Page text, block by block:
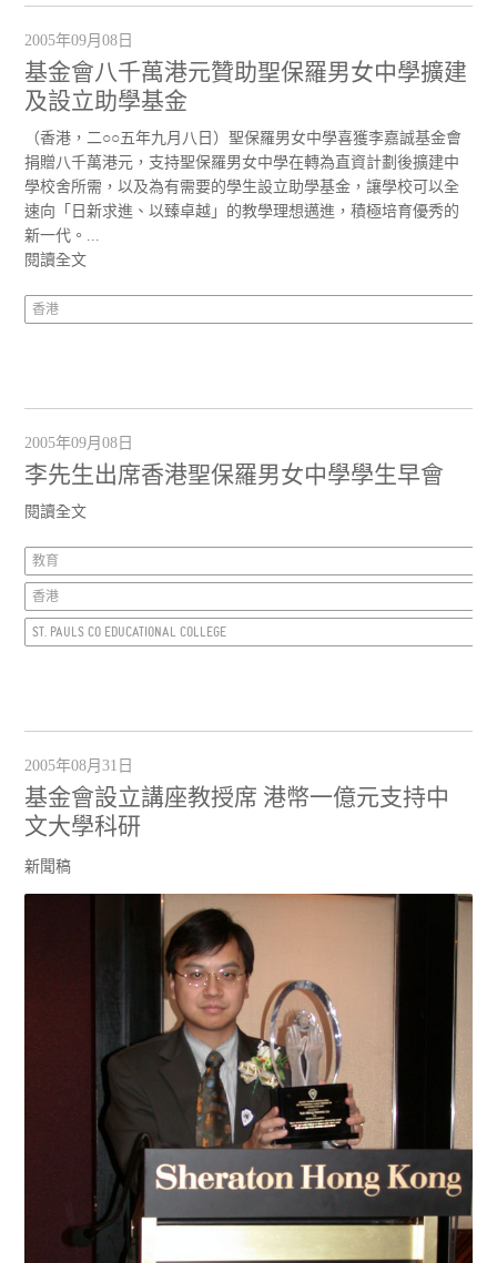
2005年09月08日
基金會八千萬港元贊助聖保羅男女中學擴建
及設立助學基金
（香港，二○○五年九月八日）聖保羅男女中學喜獲李嘉誠基金會
捐贈八千萬港元，支持聖保羅男女中學在轉為直資計劃後擴建中
學校舍所需，以及為有需要的學生設立助學基金，讓學校可以全
速向「日新求進、以臻卓越」的教學理想邁進，積極培育優秀的
新一代。...
閱讀全文
香港
2005年09月08日
李先生出席香港聖保羅男女中學學生早會
閱讀全文
教育
香港
ST. PAULS CO EDUCATIONAL COLLEGE
2005年08月31日
基金會設立講座教授席 港幣一億元支持中
文大學科研
新聞稿